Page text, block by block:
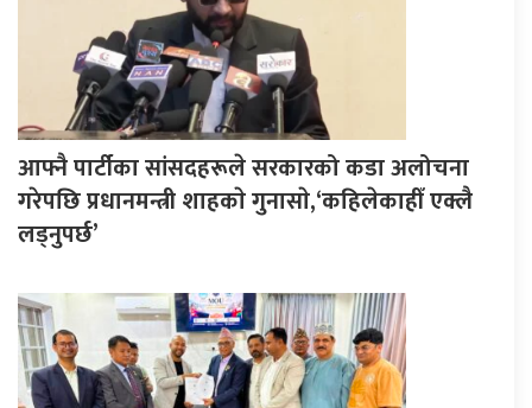
आफ्नै पार्टीका सांसदहरूले सरकारको कडा अलोचना
गरेपछि प्रधानमन्त्री शाहकाे गुनासाे,‘कहिलेकाहीँ एक्लै
लड्नुपर्छ’